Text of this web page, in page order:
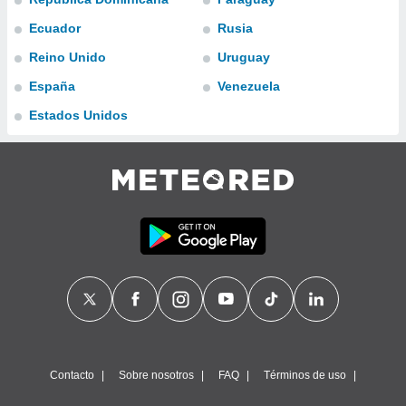
y
nuestra
y
cookies
Ecuador
Reino Unido
España
Estados Unidos
Rusia
Uruguay
Venezuela
Contacto Sobre nosotros FAQ Términos de uso